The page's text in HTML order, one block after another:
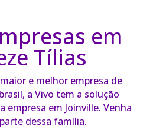
em
Tílias
e melhor empresa de
a Vivo tem a solução
empresa em Joinville. Venha
dessa família.